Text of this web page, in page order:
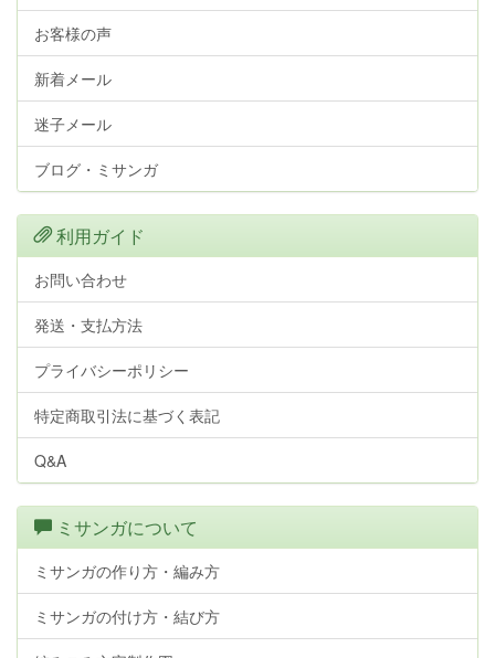
お客様の声
新着メール
迷子メール
ブログ・ミサンガ
利用ガイド
お問い合わせ
発送・支払方法
プライバシーポリシー
特定商取引法に基づく表記
Q&A
ミサンガについて
ミサンガの作り方・編み方
ミサンガの付け方・結び方